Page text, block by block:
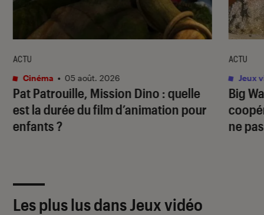
Pat Patrouille, Mission Dino : quelle
est la durée du film d’animation pour
enfants ?
ACTU
Cinéma • 05 août. 2026
Big
ne
ACTU
Jeux
Les plus lus dans Jeux vidéo